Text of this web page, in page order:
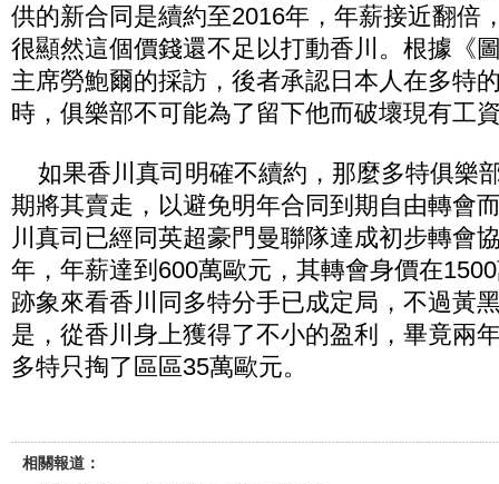
供的新合同是續約至2016年，年薪接近翻倍
很顯然這個價錢還不足以打動香川。根據《
主席勞鮑爾的採訪，後者承認日本人在多特
時，俱樂部不可能為了留下他而破壞現有工
如果香川真司明確不續約，那麼多特俱樂
期將其賣走，以避免明年合同到期自由轉會
川真司已經同英超豪門曼聯隊達成初步轉會
年，年薪達到600萬歐元，其轉會身價在
跡象來看香川同多特分手已成定局，不過黃
是，從香川身上獲得了不小的盈利，畢竟兩
多特只掏了區區35萬歐元。
相關報道：